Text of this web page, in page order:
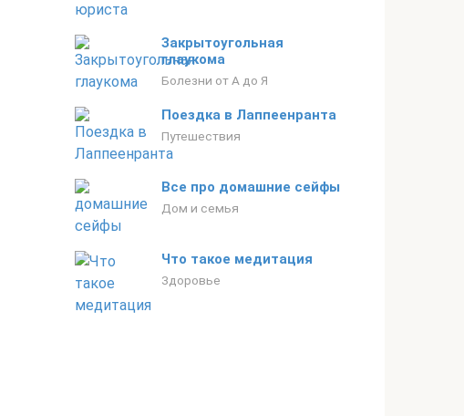
Закрытоугольная
глаукома
Болезни от А до Я
Поездка в Лаппеенранта
Путешествия
Все про домашние сейфы
Дом и семья
Что такое медитация
Здоровье